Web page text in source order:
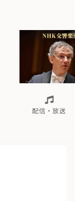
配信・放送
Aからの眺望